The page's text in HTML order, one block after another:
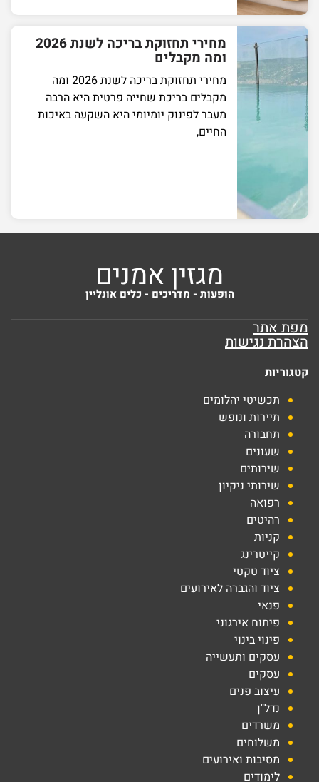
מחירי תחזוקת בריכה לשנת 2026
ומה מקבלים
מחירי תחזוקת בריכה לשנת 2026 ומה
מקבלים בריכת שחייה פרטית היא הרבה
מעבר לפינוק יומיומי היא השקעה באיכות
החיים,
מגזין אמנים
הופעות - מדריכים - כלים אונליין
מפת אתר
הצהרת נגישות
קטגוריות
תכשיטי יהלומים
תיירות ונופש
תחבורה
שעונים
שירותים
שירותי ניקיון
רפואה
רהיטים
קניות
קייטרינג
ציוד טקטי
ציוד והגברה לאירועים
פנאי
פיתוח אירגוני
פינוי בינוי
עסקים ותעשייה
עסקים
עיצוב פנים
נדל"ן
משרדים
משלוחים
מסיבות ואירועים
לימודים